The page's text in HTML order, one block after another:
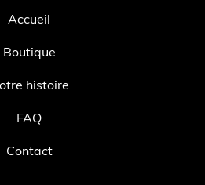
Accueil
Boutique
histoire
FAQ
Contact